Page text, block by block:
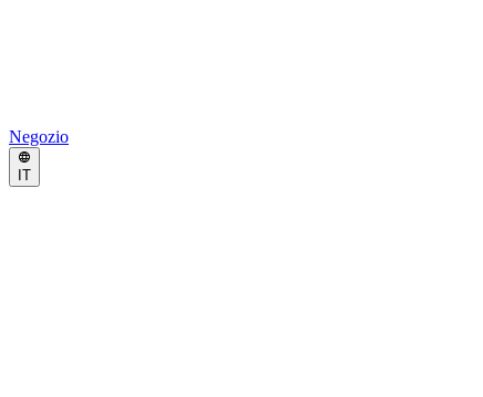
Negozio
IT